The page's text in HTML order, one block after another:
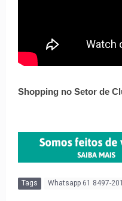
Shopping no Setor de
Tags Whatsapp 61 8497-